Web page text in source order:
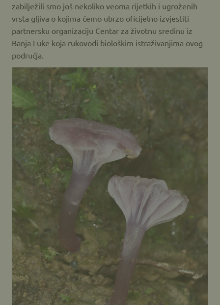
zabilježili smo još nekoliko veoma rijetkih i ugroženih
vrsta gljiva o kojima ćemo ubrzo oficijelno izvjestiti
partnersku organizaciju Centar za životnu sredinu iz
Banja Luke koja rukovodi biološkim istraživanjima ovog
područja.